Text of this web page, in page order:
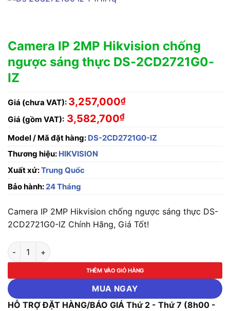
Camera IP 2MP Hikvision chống
ngược sáng thực DS-2CD2721G0-
IZ
Giá (chưa VAT): 3,257,000₫
Giá (gồm VAT): 3,582,700₫
Model / Mã đặt hàng: DS-2CD2721G0-IZ
Thương hiệu: HIKVISION
Xuất xứ:Trung Quốc
Bảo hành:24 Tháng
Camera IP 2MP Hikvision chống ngược sáng thực DS-
2CD2721G0-IZ Chính Hãng, Giá Tốt!
Camera IP 2MP Hikvision chống ngược sáng thực DS-
THÊM VÀO GIỎ HÀNG
MUA NGAY
HỖ TRỢ ĐẶT HÀNG/BÁO GIÁ Thứ 2 - Thứ 7 (8h00 -